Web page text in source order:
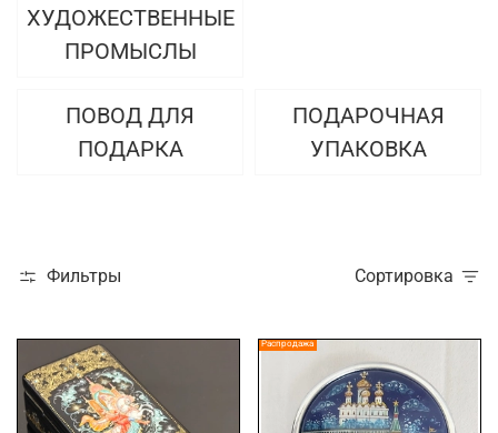
ХУДОЖЕСТВЕННЫЕ
ПРОМЫСЛЫ
ПОВОД ДЛЯ
ПОДАРКА
ПОДАРОЧНАЯ
УПАКОВКА
Фильтры Сортировка
Распродажа